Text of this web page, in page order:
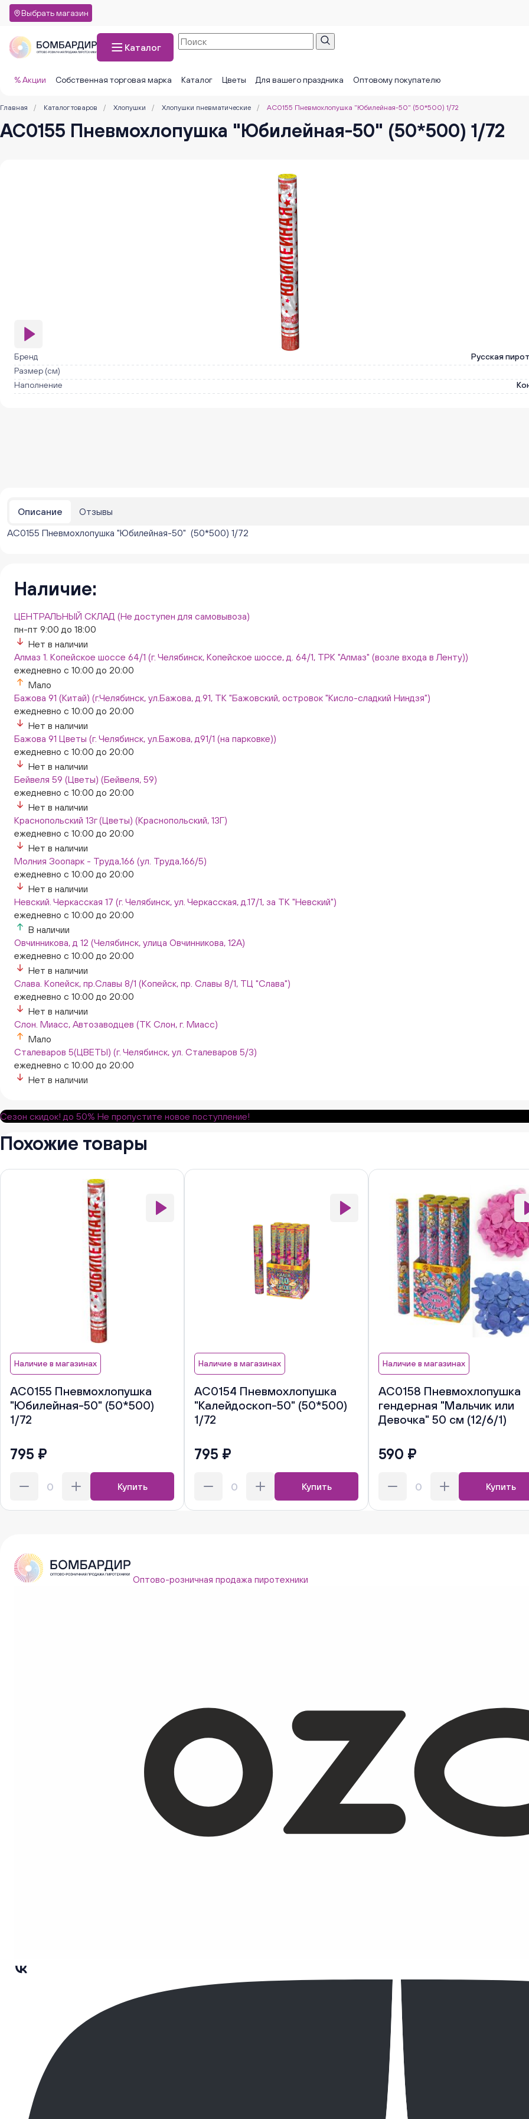
Выбрать магазин
Каталог
% Акции Собственная торговая марка Каталог Цветы Для вашего праздника Оптовому покупателю
Главная / Каталог товаров / Хлопушки / Хлопушки пневматические / АС0155 Пневмохлопушка "Юбилейная-50" (50*500) 1/72
АС0155 Пневмохлопушка "Юбилейная-50" (50*500) 1/72
Бренд
Русская
Размер (см)
Наполнение
Описание
Отзывы
АС0155 Пневмохлопушка "Юбилейная-50" (50*500) 1/72
Наличие:
ЦЕНТРАЛЬНЫЙ СКЛАД (Не доступен для самовывоза)
пн-пт 9:00 до 18:00
Нет в наличии
Алмаз 1. Копейское шоссе 64/1 (г. Челябинск, Копейское шоссе, д. 64/1, ТРК "Алмаз" (возле входа в Ленту))
ежедневно с 10:00 до 20:00
Мало
Бажова 91 (Китай) (г.Челябинск, ул.Бажова, д.91, ТК "Бажовский, островок "Кисло-сладкий Ниндзя")
ежедневно с 10:00 до 20:00
Нет в наличии
Бажова 91 Цветы (г. Челябинск, ул.Бажова, д91/1 (на парковке))
ежедневно с 10:00 до 20:00
Нет в наличии
Бейвеля 59 (Цветы) (Бейвеля, 59)
ежедневно с 10:00 до 20:00
Нет в наличии
Краснопольский 13г (Цветы) (Краснопольский, 13Г)
ежедневно с 10:00 до 20:00
Нет в наличии
Молния Зоопарк - Труда,166 (ул. Труда,166/5)
ежедневно с 10:00 до 20:00
Нет в наличии
Невский. Черкасская 17 (г. Челябинск, ул. Черкасская, д.17/1, за ТК "Невский")
ежедневно с 10:00 до 20:00
В наличии
Овчинникова, д 12 (Челябинск, улица Овчинникова, 12А)
ежедневно с 10:00 до 20:00
Нет в наличии
Слава. Копейск, пр.Славы 8/1 (Копейск, пр. Славы 8/1, ТЦ "Слава")
ежедневно с 10:00 до 20:00
Нет в наличии
Слон. Миасс, Автозаводцев (ТК Слон, г. Миасс)
Мало
Сталеваров 5(ЦВЕТЫ) (г. Челябинск, ул. Сталеваров 5/3)
ежедневно с 10:00 до 20:00
Нет в наличии
Сезон скидок! до 50% Не пропустите новое поступление!
Похожие товары
Наличие в магазинах
АС0155 Пневмохлопушка
"Юбилейная-50" (50*500)
1/72
795 ₽
Купить
Наличие в магазинах
АС0154 Пневмохлопушка
"Калейдоскоп-50" (50*500)
1/72
795 ₽
Купить
Наличие в магазинах
АС0158 Пневмохлопушка
гендерная "Мальчик или
Девочка" 50 см (12/6/1)
590 ₽
Купить
Оптово-розничная продажа пиротехники